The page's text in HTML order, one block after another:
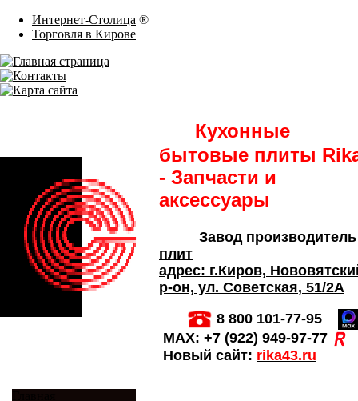
Интернет-Столица ®
Торговля в Кирове
Кухонные
бытовые плиты
- Запчасти и
аксессуары
Завод производитель
плит
адрес: г.Киров,
р-он, ул. Советская, 51/2А
8 800 101-77-95
MAX: +7 (922) 949-97-77
Новый сайт: rika43.ru